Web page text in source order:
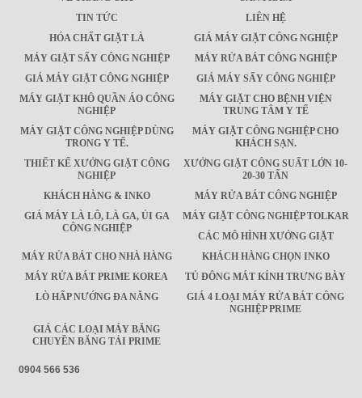
TIN TỨC
LIÊN HỆ
HÓA CHẤT GIẶT LÀ
GIÁ MÁY GIẶT CÔNG NGHIỆP
MÁY GIẶT SẤY CÔNG NGHIỆP
MÁY RỬA BÁT CÔNG NGHIỆP
GIÁ MÁY GIẶT CÔNG NGHIỆP
GIÁ MÁY SẤY CÔNG NGHIỆP
MÁY GIẶT KHÔ QUẦN ÁO CÔNG
NGHIỆP
MÁY GIẶT CHO BỆNH VIỆN
TRUNG TÂM Y TẾ
MÁY GIẶT CÔNG NGHIỆP DÙNG
TRONG Y TẾ.
MÁY GIẶT CÔNG NGHIỆP CHO
KHÁCH SẠN.
THIẾT KẾ XƯỞNG GIẶT CÔNG
NGHIỆP
XƯỞNG GIẶT CÔNG SUẤT LỚN 10-
20-30 TẤN
KHÁCH HÀNG & INKO
MÁY RỬA BÁT CÔNG NGHIỆP
GIÁ MÁY LÀ LÔ, LÀ GA, ỦI GA
CÔNG NGHIỆP
MÁY GIẶT CÔNG NGHIỆP TOLKAR
CÁC MÔ HÌNH XƯỞNG GIẶT
MÁY RỬA BÁT CHO NHÀ HÀNG
KHÁCH HÀNG CHỌN INKO
MÁY RỬA BÁT PRIME KOREA
TỦ ĐÔNG MÁT KÍNH TRƯNG BÀY
LÒ HẤP NƯỚNG ĐA NĂNG
GIÁ 4 LOẠI MÁY RỬA BÁT CÔNG
NGHIỆP PRIME
GIÁ CÁC LOẠI MÁY BĂNG
CHUYỀN BĂNG TẢI PRIME
0904 566 536